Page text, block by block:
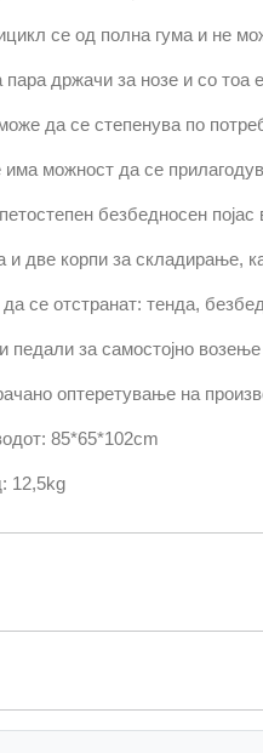
се од полна гума и не
држачи за нозе и со тоа
да се степенува по
можност да се
безбедносен појас
две корпи за складирање,
се отстранат: тенда,
за самостојно возење
оптеретување на
85*65*102cm
12,5kg